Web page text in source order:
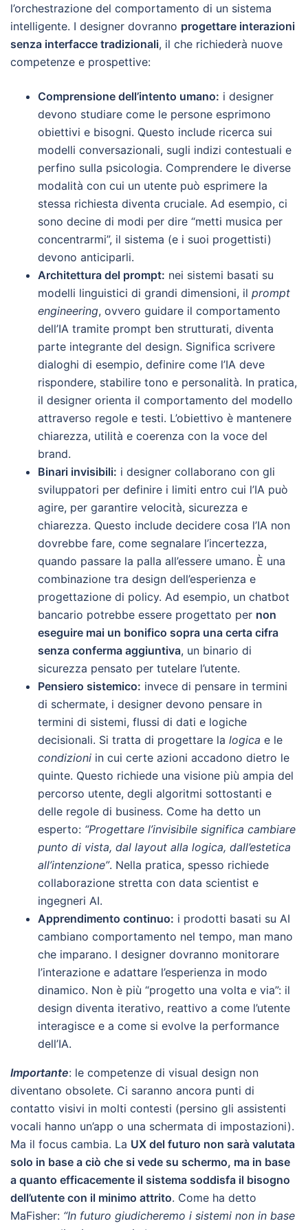
l’orchestrazione del comportamento di un sistema
intelligente. I designer dovranno progettare interazioni
senza interfacce tradizionali, il che richiederà nuove
competenze e prospettive:
Comprensione dell’intento umano: i designer
devono studiare come le persone esprimono
obiettivi e bisogni. Questo include ricerca sui
modelli conversazionali, sugli indizi contestuali e
perfino sulla psicologia. Comprendere le diverse
modalità con cui un utente può esprimere la
stessa richiesta diventa cruciale. Ad esempio, ci
sono decine di modi per dire “metti musica per
concentrarmi”, il sistema (e i suoi progettisti)
devono anticiparli.
Architettura del prompt: nei sistemi basati su
modelli linguistici di grandi dimensioni, il prompt
engineering, ovvero guidare il comportamento
dell’IA tramite prompt ben strutturati, diventa
parte integrante del design. Significa scrivere
dialoghi di esempio, definire come l’IA deve
rispondere, stabilire tono e personalità. In pratica,
il designer orienta il comportamento del modello
attraverso regole e testi. L’obiettivo è mantenere
chiarezza, utilità e coerenza con la voce del
brand.
Binari invisibili: i designer collaborano con gli
sviluppatori per definire i limiti entro cui l’IA può
agire, per garantire velocità, sicurezza e
chiarezza. Questo include decidere cosa l’IA non
dovrebbe fare, come segnalare l’incertezza,
quando passare la palla all’essere umano. È una
combinazione tra design dell’esperienza e
progettazione di policy. Ad esempio, un chatbot
bancario potrebbe essere progettato per non
eseguire mai un bonifico sopra una certa cifra
senza conferma aggiuntiva, un binario di
sicurezza pensato per tutelare l’utente.
Pensiero sistemico: invece di pensare in termini
di schermate, i designer devono pensare in
termini di sistemi, flussi di dati e logiche
decisionali. Si tratta di progettare la logica e le
condizioni in cui certe azioni accadono dietro le
quinte. Questo richiede una visione più ampia del
percorso utente, degli algoritmi sottostanti e
delle regole di business. Come ha detto un
esperto: “Progettare l’invisibile significa cambiare
punto di vista, dal layout alla logica, dall’estetica
all’intenzione”. Nella pratica, spesso richiede
collaborazione stretta con data scientist e
ingegneri AI.
Apprendimento continuo: i prodotti basati su AI
cambiano comportamento nel tempo, man mano
che imparano. I designer dovranno monitorare
l’interazione e adattare l’esperienza in modo
dinamico. Non è più “progetto una volta e via”: il
design diventa iterativo, reattivo a come l’utente
interagisce e a come si evolve la performance
dell’IA.
Importante: le competenze di visual design non
diventano obsolete. Ci saranno ancora punti di
contatto visivi in molti contesti (persino gli assistenti
vocali hanno un’app o una schermata di impostazioni).
Ma il focus cambia. La UX del futuro non sarà valutata
solo in base a ciò che si vede su schermo, ma in base
a quanto efficacemente il sistema soddisfa il bisogno
dell’utente con il minimo attrito. Come ha detto
MaFisher: “In futuro giudicheremo i sistemi non in base